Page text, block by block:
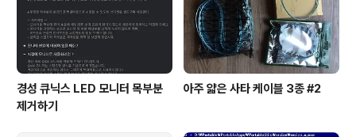
경성 큐닉스 LED 모니터 목부분
제거하기
아주 얇은 사타 케이블 3종 #2